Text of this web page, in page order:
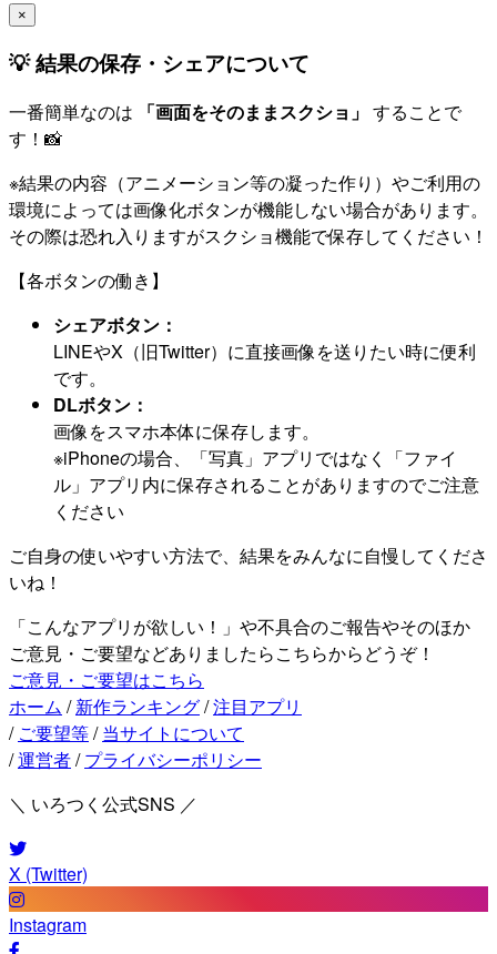
×
💡 結果の保存・シェアについて
一番簡単なのは 「画面をそのままスクショ」 することで
す！📸
※結果の内容（アニメーション等の凝った作り）やご利用の
環境によっては画像化ボタンが機能しない場合があります。
その際は恐れ入りますがスクショ機能で保存してください！
【各ボタンの働き】
シェアボタン：
LINEやX（旧Twitter）に直接画像を送りたい時に便利
です。
DLボタン：
画像をスマホ本体に保存します。
※iPhoneの場合、「写真」アプリではなく「ファイ
ル」アプリ内に保存されることがありますのでご注意
ください
ご自身の使いやすい方法で、結果をみんなに自慢してくださ
いね！
「こんなアプリが欲しい！」や不具合のご報告やそのほか
ご意見・ご要望などありましたらこちらからどうぞ！
ご意見・ご要望はこちら
ホーム / 新作ランキング/注目アプリ
/ ご要望等/ 当サイトについて
/運営者/ プライバシーポリシー
＼ いろつく公式SNS ／
X (Twitter)
Instagram